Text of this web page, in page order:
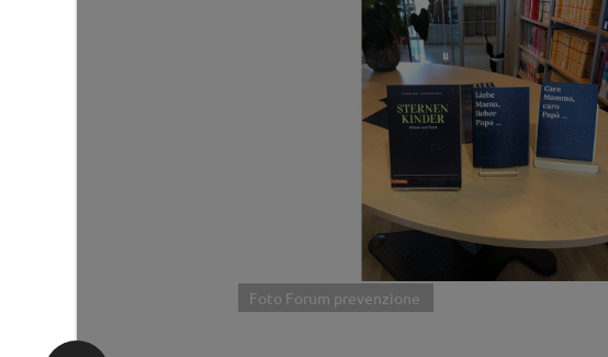
Foto Forum prevenzione